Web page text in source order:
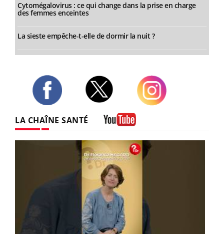
Cytomégalovirus : ce qui change dans la prise en charge
des femmes enceintes
La sieste empêche-t-elle de dormir la nuit ?
LA CHAÎNE SANTÉ